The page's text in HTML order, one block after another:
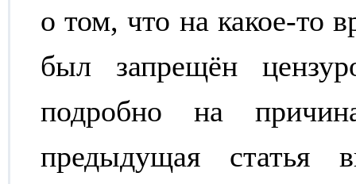
о том, что на какое-то
был запрещён
подробно на
предыдущая статья